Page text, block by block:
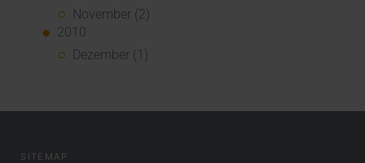
November (2)
2010
Dezember (1)
SITEMAP